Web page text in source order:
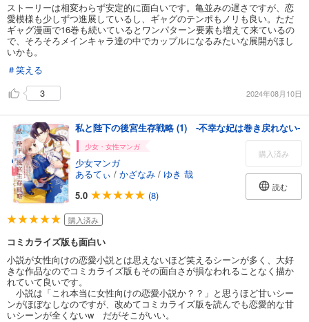
ストーリーは相変わらず安定的に面白いです。亀並みの遅さですが、恋
愛模様も少しずつ進展しているし、ギャグのテンポもノリも良い。ただ
ギャグ漫画で16巻も続いているとワンパターン要素も増えて来ているの
で、そろそろメインキャラ達の中でカップルになるみたいな展開がほし
いかも。
＃笑える
3
2024年08月10日
私と陛下の後宮生存戦略 (1) ‐不幸な妃は巻き戻れない‐
少女・女性マンガ
少女マンガ
あるてぃ / かざなみ / ゆき 哉
5.0
(8)
購入済み
読む
購入済み
コミカライズ版も面白い
小説が女性向けの恋愛小説とは思えないほど笑えるシーンが多く、大好
きな作品なのでコミカライズ版もその面白さが損なわれることなく描か
れていて良いです。
小説は「これ本当に女性向けの恋愛小説か？？」と思うほど甘いシー
ンがほぼなしなのですが、改めてコミカライズ版を読んでも恋愛的な甘
いシーンが全くないw だがそこがいい。